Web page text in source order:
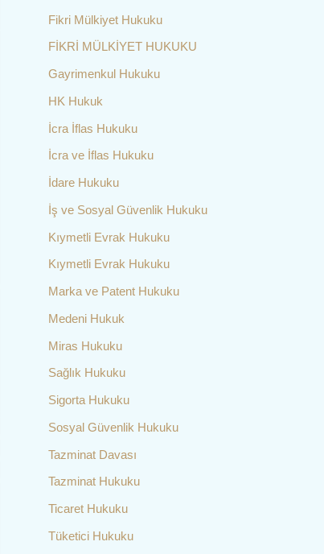
Fikri Mülkiyet Hukuku
FİKRİ MÜLKİYET HUKUKU
Gayrimenkul Hukuku
HK Hukuk
İcra İflas Hukuku
İcra ve İflas Hukuku
İdare Hukuku
İş ve Sosyal Güvenlik Hukuku
Kıymetli Evrak Hukuku
Kıymetli Evrak Hukuku
Marka ve Patent Hukuku
Medeni Hukuk
Miras Hukuku
Sağlık Hukuku
Sigorta Hukuku
Sosyal Güvenlik Hukuku
Tazminat Davası
Tazminat Hukuku
Ticaret Hukuku
Tüketici Hukuku